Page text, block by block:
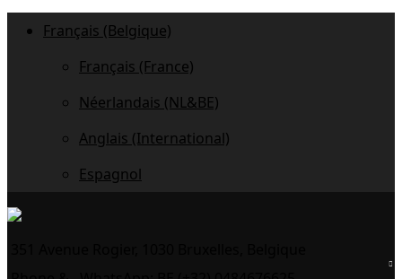
Français (Belgique)
Français (France)
Néerlandais (NL&BE)
Anglais (International)
Espagnol